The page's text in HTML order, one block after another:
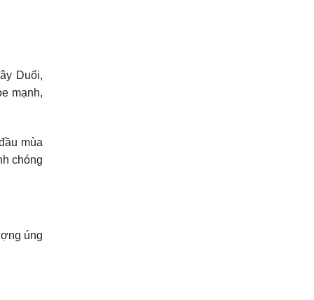
Duối,
mạnh,
mùa
chóng
úng